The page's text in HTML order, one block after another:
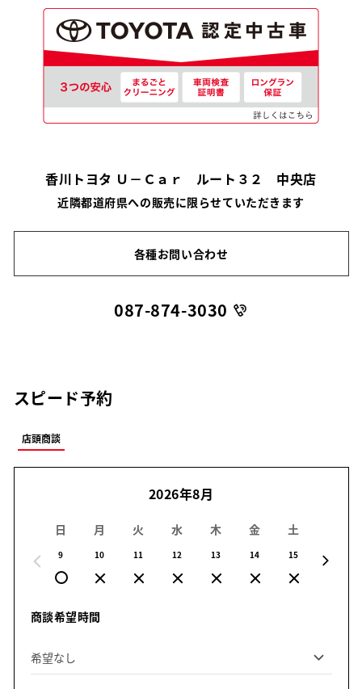
香川トヨタ Ｕ－Ｃａｒ ルート３２ 中央店
近隣都道府県への販売に限らせていただきます
各種お問い合わせ
087-874-3030
スピード予約
店頭商談
2026年8月
日
9
月
10
火
11
水
12
木
13
金
14
土
15
商談希望時間